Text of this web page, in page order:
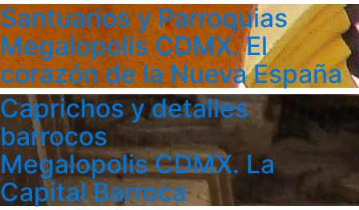
Santuarios y Parroquias
Megalopolis CDMX. El
corazón de la Nueva España
Caprichos y detalles
barrocos
Megalopolis CDMX. La
Capital Barroca